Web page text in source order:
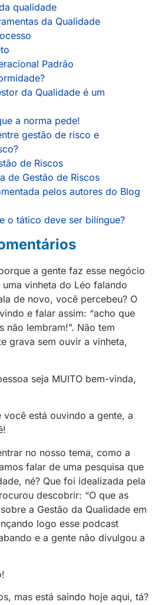
qualidade
da Qualidade
Padrão
da Qualidade é um
a norma pede!
gestão de risco e
de Riscos
de Gestão de Riscos
pelos autores do Blog
o tático deve ser bilíngue?
a gente faz esse negócio
vinheta do Léo falando
de novo, você percebeu? O
e falar assim: “acho que
não lembram!”. Não tem
grava sem ouvir a vinheta,
seja MUITO bem-vinda,
você está ouvindo a gente, a
no nosso tema, como a
falar de uma pesquisa que
né? Que foi idealizada pela
descobrir: “O que as
a Gestão da Qualidade em
logo esse podcast
e a gente não divulgou a
mas está saindo hoje aqui, tá?